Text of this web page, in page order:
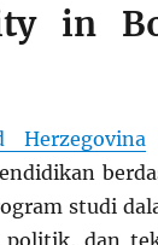
in
studi
dan